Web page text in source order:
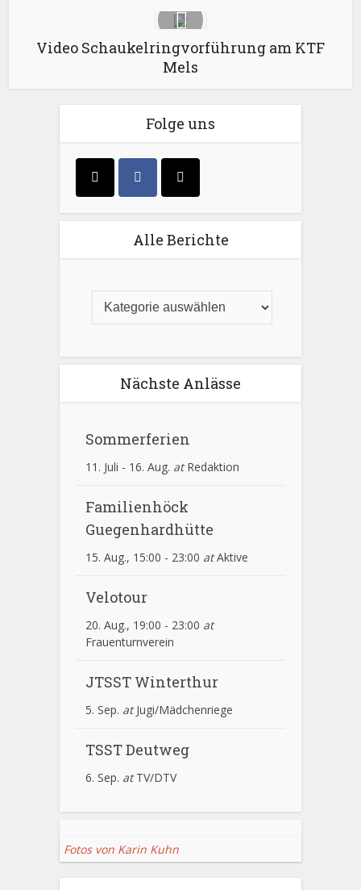
Video Schaukelringvorführung am KTF
Mels
Folge uns
Alle Berichte
Nächste Anlässe
Sommerferien
11. Juli - 16. Aug. atRedaktion
Familienhöck
Guegenhardhütte
15. Aug., 15:00 - 23:00 atAktive
Velotour
20. Aug., 19:00 - 23:00 at
Frauenturnverein
JTSST Winterthur
5. Sep. atJugi/Mädchenriege
TSST Deutweg
6. Sep. atTV/DTV
Fotos von Karin Kuhn